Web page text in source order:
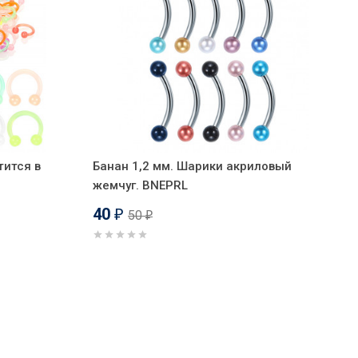
в
Банан 1,2 мм. Шарики акриловый
жемчуг. BNEPRL
40 ₽ 50₽